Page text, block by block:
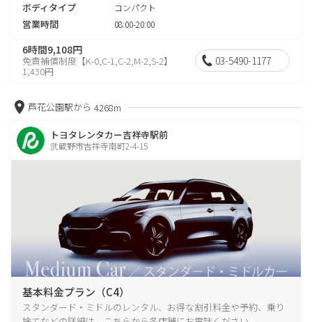
ボディタイプ コンパクト
営業時間 08:00-20:00
6時間9,108円
免責補償制度【K-0,C-1,C-2,M-2,S-2】
1,430円
03-5490-1177
芦花公園駅から 4268m
トヨタレンタカー吉祥寺駅前
武蔵野市吉祥寺南町2-4-15
基本料金プラン（C4）
スタンダード・ミドルのレンタル、お得な割引料金や予約、乗り